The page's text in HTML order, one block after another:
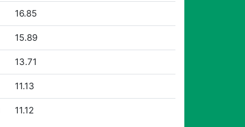
16.85
15.89
13.71
11.13
11.12